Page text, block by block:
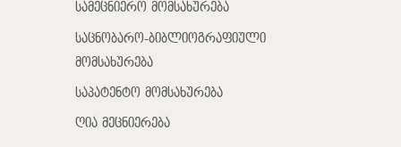
სამეცნიერო მომსახურება
საცნობარო-ბიბლიოგრაფიული
მომსახურება
საპატენტო მომსახურება
ღია მეცნიერება